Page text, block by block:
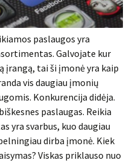
paslaugos yra
Galvojate kur
tai ši įmonė yra kaip
vis daugiau įmonių
Konkurencija didėja.
paslaugas. Reikia
yra svarbus, kuo daugiau
dirba įmonė. Kiek
Viskas priklauso nuo